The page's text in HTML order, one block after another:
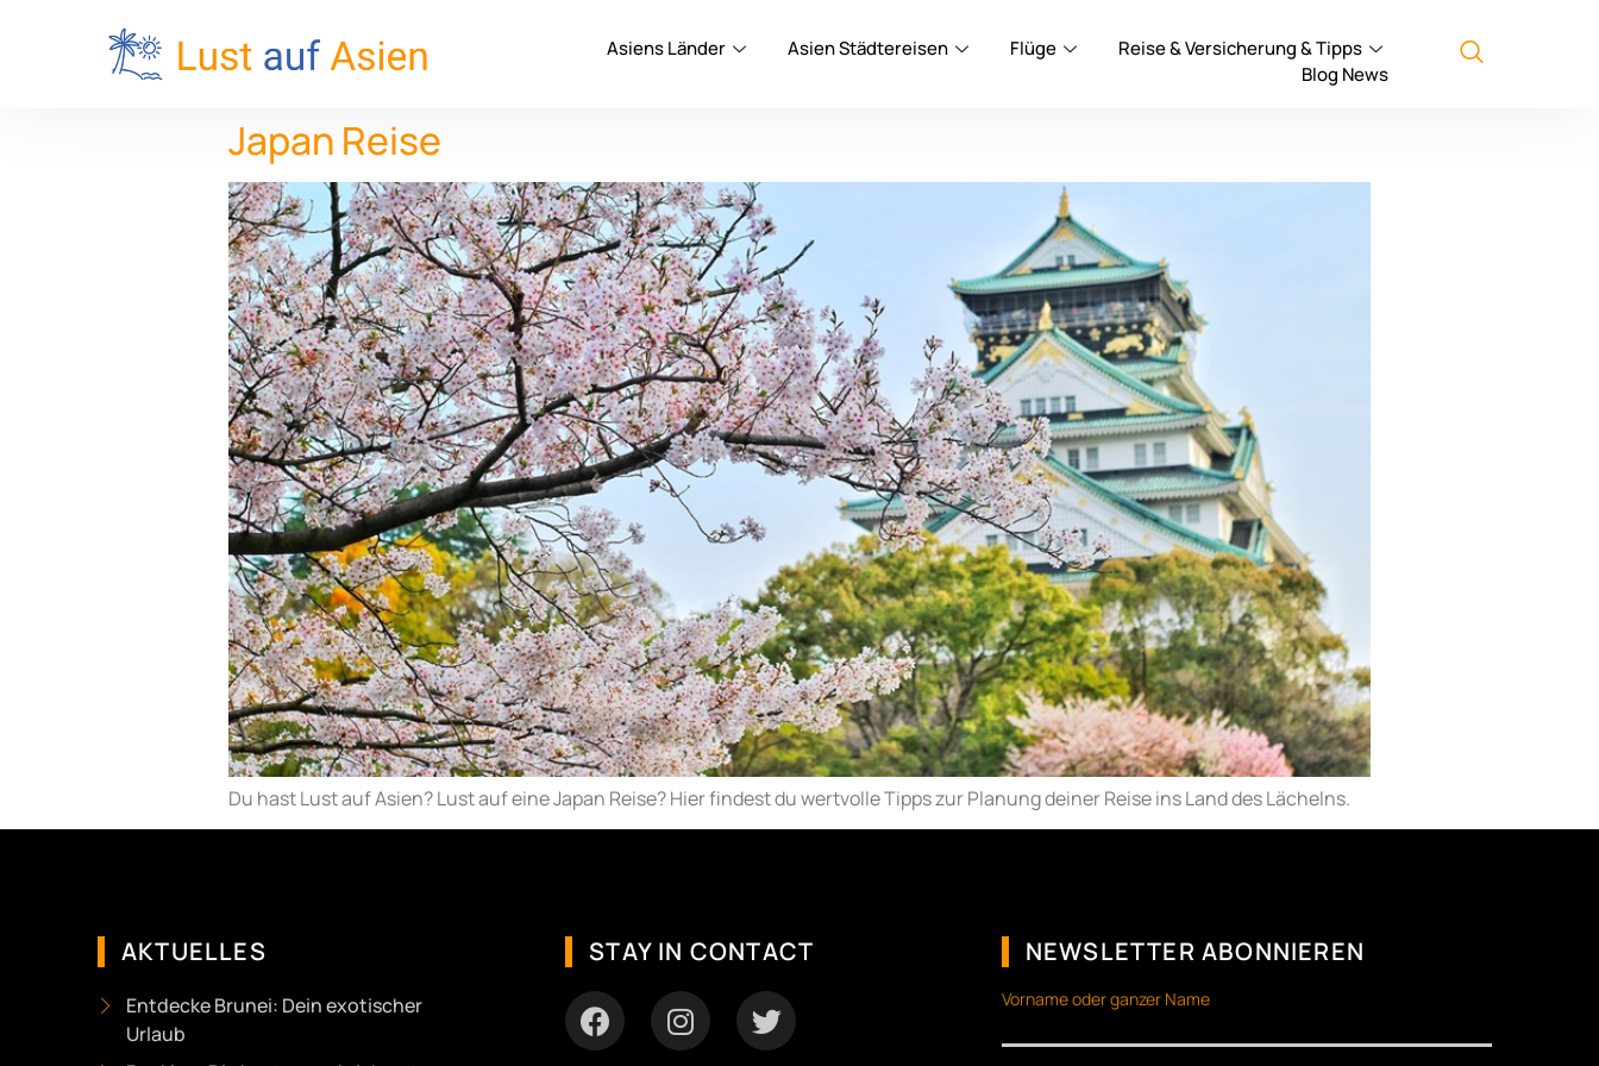
Asiens Länder Asien Städtereisen Flüge
Reise & Versicherung & Tipps
Blog News
Japan Reise
Du hast Lust auf Asien? Lust auf eine Japan Reise? Hier findest du wertvolle Tipps zur Planung deiner Reise ins Land des Lächelns.
AKTUELLES
Entdecke Brunei: Dein exotischer
Urlaub
STAY IN CONTACT NEWSLETTER ABONNIEREN
Vorname oder ganzer Name